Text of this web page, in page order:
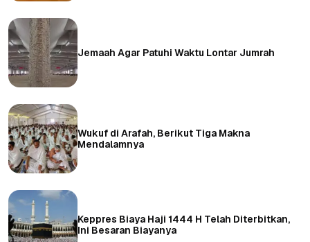
Jemaah Agar Patuhi Waktu Lontar Jumrah
Wukuf di Arafah, Berikut Tiga Makna
Mendalamnya
Keppres Biaya Haji 1444 H Telah Diterbitkan,
Ini Besaran Biayanya